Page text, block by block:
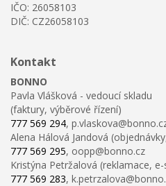
IČO: 26058103
DIČ: CZ26058103
Kontakt
BONNO
Pavla Vlášková - vedoucí skladu
(faktury, výběrové řízení)
777 569 294,
Alena Hálová Jandová
777 569 295, oopp@bonno.cz
Kristýna Petržalová (reklamace,
777 569 283,